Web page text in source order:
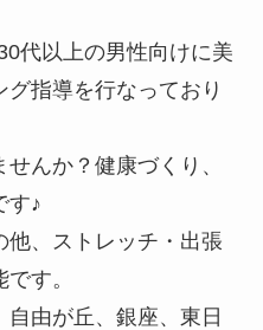
代以上の男性向けに美
指導を行なっており
んか？健康づくり、
す♪
、ストレッチ・出張
す。
由が丘、銀座、東日